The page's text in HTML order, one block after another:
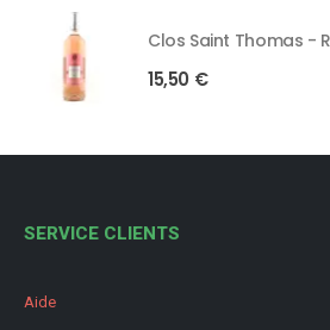
Clos Saint Thomas -
15,50 €
SERVICE CLIENTS
Aide